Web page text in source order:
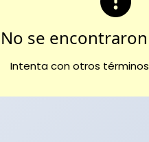
No se
Intenta con otros